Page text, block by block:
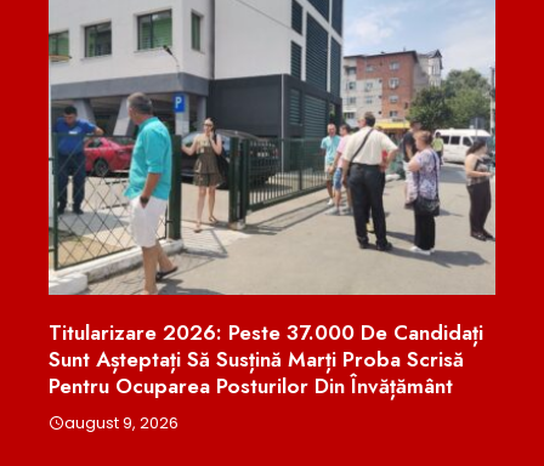
Candidați
Scrisă
Crin Antonescu, Despre Ascensiunea AUR:
„Psihologic, Călin Georgescu Conduce
Partidul”. Ce Spune Despre George Simion
august 9, 2026